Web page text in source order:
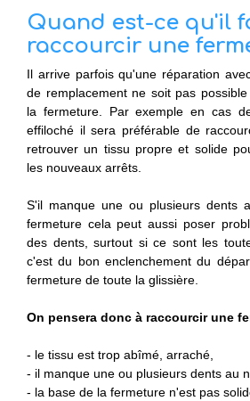
Quand est-ce qu'il
raccourcir une
Il arrive parfois qu'une réparation
de remplacement ne soit pas
la fermeture. Par exemple en cas
effiloché il sera préférable de
retrouver un tissu propre et solide
les nouveaux arrêts.
S'il manque une ou plusieurs dents
fermeture cela peut aussi poser
des dents, surtout si ce sont les
c'est du bon enclenchement du
fermeture de toute la glissière.
On pensera donc à raccourcir une
- le tissu est trop abîmé, arraché,
- il manque une ou plusieurs dents au
- la base de la fermeture n'est pas